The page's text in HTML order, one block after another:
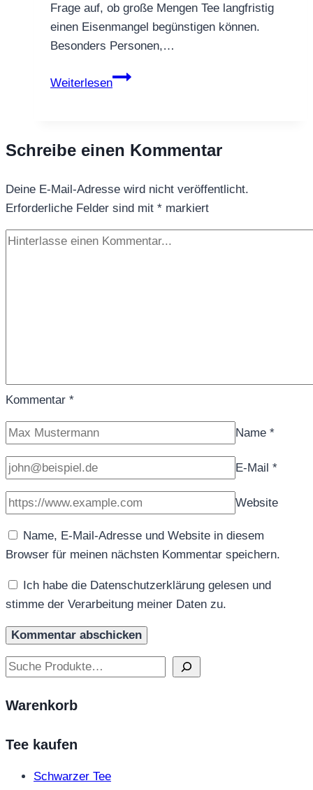
Frage auf, ob große Mengen Tee langfristig
einen Eisenmangel begünstigen können.
Besonders Personen,…
Weiterlesen
Verursacht
Was
Schreibe einen Kommentar
Deine E-Mail-Adresse wird nicht veröffentlicht.
Erforderliche Felder sind mit * markiert
Kommentar *
Name *
E-Mail *
Website
Name, E-Mail-Adresse und Website in diesem
Browser für meinen nächsten Kommentar speichern.
Ich habe die Datenschutzerklärung gelesen und
stimme der Verarbeitung meiner Daten zu.
Suchen
Warenkorb
Tee kaufen
Schwarzer Tee